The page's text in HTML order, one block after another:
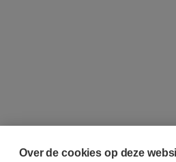
Over de cookies op deze